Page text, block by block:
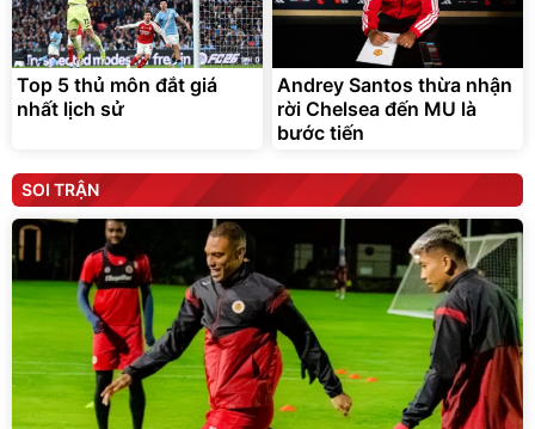
Top 5 thủ môn đắt giá
nhất lịch sử
Andrey Santos thừa nhận
rời Chelsea đến MU là
bước tiến
SOI TRẬN